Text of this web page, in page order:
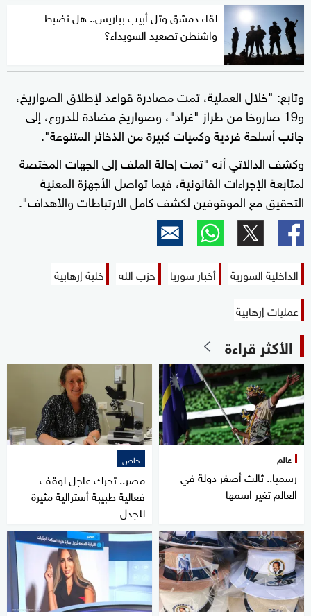
لقاء دمشق وتل أبيب بباريس.. هل تضبط
واشنطن تصعيد السويداء؟
وتابع: "خلال العملية، تمت مصادرة قواعد لإطلاق الصواريخ،
و19 صاروخا من طراز "غراد"، وصواريخ مضادة للدروع، إلى
جانب أسلحة فردية وكميات كبيرة من الذخائر المتنوعة".
وكشف الدالاتي أنه "تمت إحالة الملف إلى الجهات المختصة
لمتابعة الإجراءات القانونية، فيما تواصل الأجهزة المعنية
التحقيق مع الموقوفين لكشف كامل الارتباطات والأهداف".
الداخلية السورية أخبار سوريا حزب الله
خلية إرهابية
عمليات إرهابية
الأكثر قراءة
عالم
رسميا.. ثالث أصغر دولة في
العالم تغير اسمها
خاص
مصر.. تحرك عاجل لوقف
فعالية طبيبة أسترالية مثيرة
للجدل